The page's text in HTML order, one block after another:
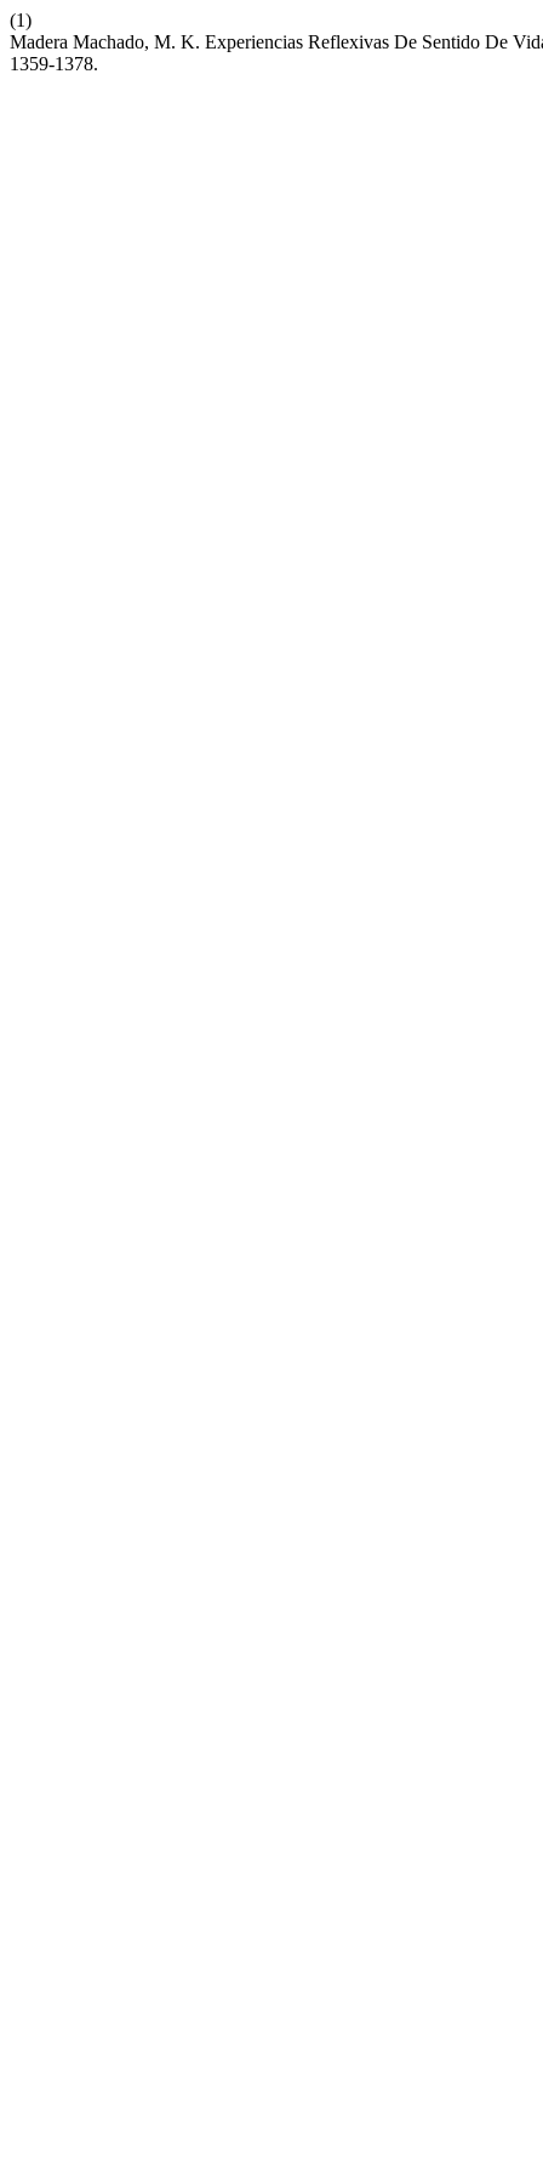
(1)
Madera Machado, M. K. Experiencias Reflexivas De Sentido De
1359-1378.